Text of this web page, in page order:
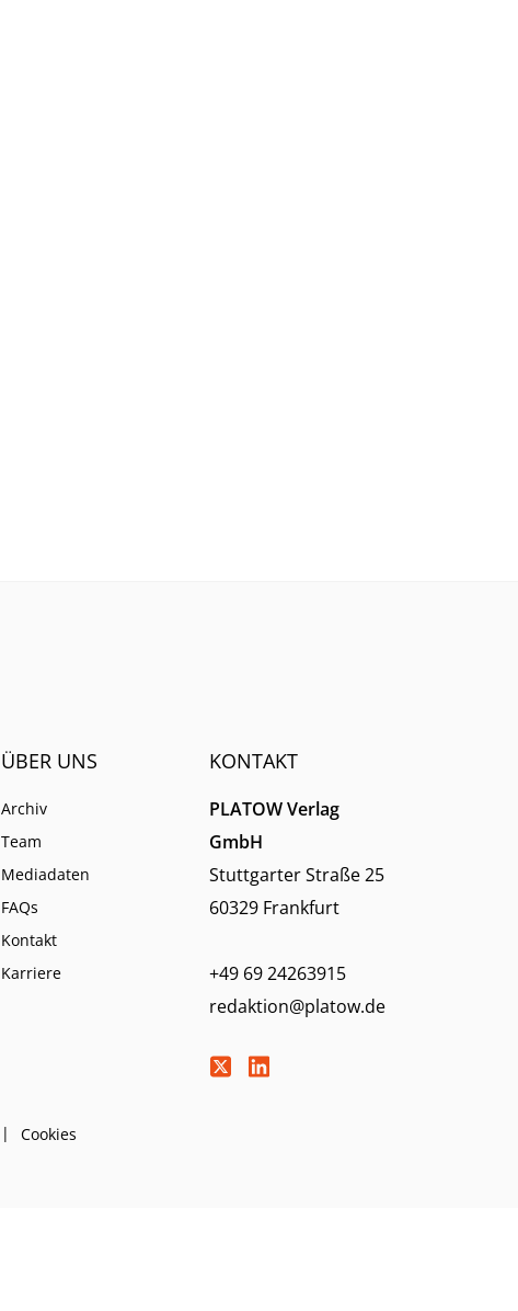
ÜBER UNS
Archiv
Team
Mediadaten
FAQs
Kontakt
Karriere
KONTAKT
PLATOW Verlag
GmbH
Stuttgarter Straße 25
60329 Frankfurt
+49 69 24263915
redaktion@platow.de
Cookies